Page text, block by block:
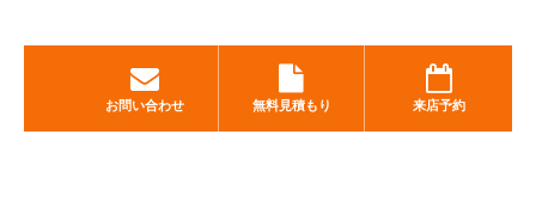
お問い合わせ 無料見積もり 来店予約